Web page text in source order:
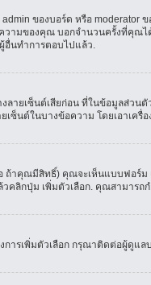
ของบอร์ด หรือ moderator
มของคุณ บอกจำนวนครั้งที่คุณได้
อื่นทำการตอบไปแล้ว.
ายเซ็นต์เสียก่อน ที่ในข้อมูลส่ว
ซ็นต์ในบางข้อความ โดยเอาเค
าคุณมีสิทธิ์) คุณจะเห็นแบบฟอร์
คลิกปุ่ม เพิ่มตัวเลือก. คุณสามาร
ารเพิ่มตัวเลือก กรุณาติดต่อผู้ดูแล